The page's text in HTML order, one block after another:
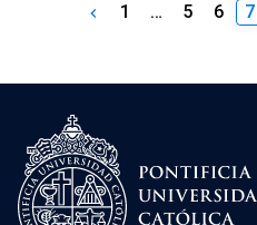
keyboard_arrow_left 1 … 5 6 7